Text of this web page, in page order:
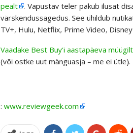
pealt
. Vapustav teler pakub ilusat
värskendussagedus. See ühildub
TV+, Hulu, Netflix, Prime Video,
Vaadake Best Buy’i aastapäeva müügilt
(või ostke uut mänguasja – me ei ütle).
: www.reviewgeek.com